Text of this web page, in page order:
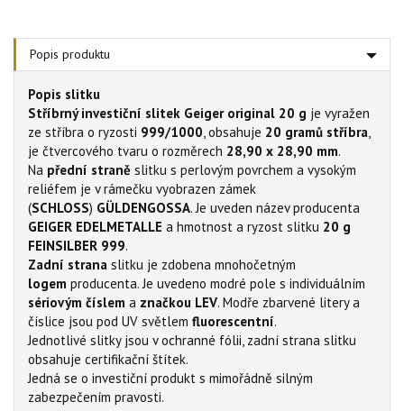
Popis produktu
Popis slitku
Stříbrný investiční slitek Geiger original 20 g je vyražen
ze stříbra o ryzosti 999/1000 , obsahuje 20 gramů stříbra
je čtvercového tvaru o rozměrech 28,90 x 28,90 mm.
Na přední straně slitku s perlovým povrchem a vysokým
reliéfem je v rámečku vyobrazen zámek
(SCHLOSS) GÜLDENGOSSA. Je uveden název producenta
GEIGER EDELMETALLE a hmotnost a ryzost slitku 20 g
FEINSILBER 999.
Zadní strana slitku je zdobena mnohočetným
logem producenta. Je uvedeno modré pole s individuálním
sériovým číslem a značkou LEV. Modře zbarvené litery a
číslice jsou pod UV světlem fluorescentní.
Jednotlivé slitky jsou v ochranné fólii, zadní strana slitku
obsahuje certifikační štítek.
Jedná se o investiční produkt s mimořádně silným
zabezpečením pravosti.